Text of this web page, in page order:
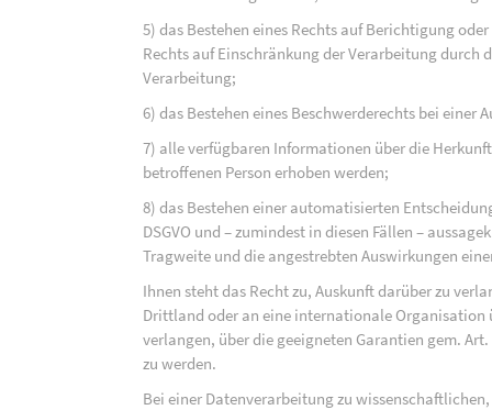
5) das Bestehen eines Rechts auf Berichtigung
Rechts auf Einschränkung der Verarbeitung durch
Verarbeitung;
6) das Bestehen eines Beschwerderechts bei einer
7) alle verfügbaren Informationen über die
betroffenen Person erhoben werden;
8) das Bestehen einer automatisierten
DSGVO und – zumindest in diesen Fällen –
Tragweite und die angestrebten Auswirkungen
Ihnen steht das Recht zu, Auskunft darüber zu
Drittland oder an eine internationale Organisation
verlangen, über die geeigneten Garantien gem.
zu werden.
Bei einer Datenverarbeitung zu